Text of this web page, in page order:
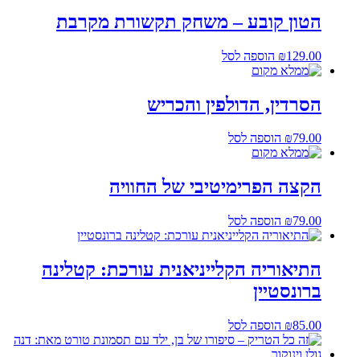
הטון קובע – משחק תקשורת מקרבת
₪129.00 הוספה לסל
הסרדין, הדולפין והכריש
₪79.00 הוספה לסל
הקצה הפרימיטיבי של החוויה
₪79.00 הוספה לסל
התיאוריה הקלייניאנית עורכת: קטלינה
ברונסטיין
₪85.00 הוספה לסל